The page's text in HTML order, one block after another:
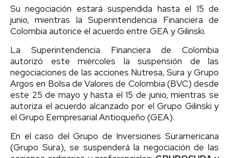
Su negociación estará suspendida hasta el 15 de
junio, mientras la Superintendencia Financiera de
Colombia autorice el acuerdo entre GEA y Gilinski.
La Superintendencia Financiera de Colombia
autorizó este miércoles la suspensión de las
negociaciones de las acciones Nutresa, Sura y Grupo
Argos en Bolsa de Valores de Colombia (BVC) desde
este 25 de mayo y hasta el 15 de junio, mientras se
autoriza el acuerdo alcanzado por el Grupo Gilinski y
el Grupo Eempresarial Antioqueño (GEA).
En el caso del Grupo de Inversiones Suramericana
(Grupo Sura), se suspenderá la negociación de las